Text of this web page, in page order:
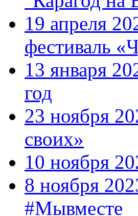
19 апреля
фестиваль
13 января
год
23 ноября
своих»
10 ноября
8 ноября
#Мывместе